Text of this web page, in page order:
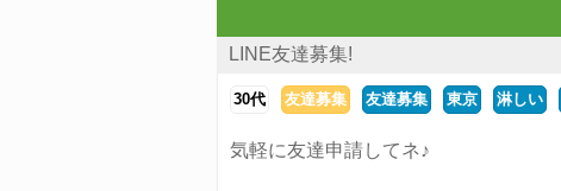
LINE友達募集!
30代 友達募集 友達募集 東京 淋しい
気軽に友達申請してネ♪